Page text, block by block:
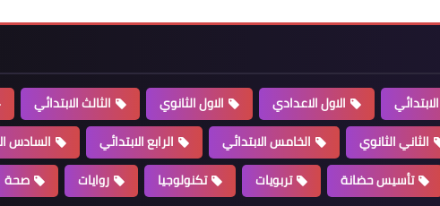
الاول الاعدادي الاول الثانوي الثالث الابتدائي
الثاني الثانوي الخامس الابتدائي الرابع الابتدائي السادس
تأسيس حضانة تربويات تكنولوجيا روايات صحة